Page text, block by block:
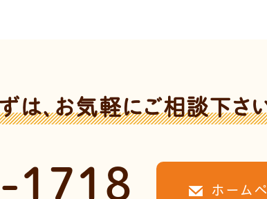
は、お気軽にご相談下さ
1718 ホーム